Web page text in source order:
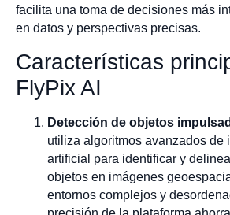
facilita una toma de decisiones más
en datos y perspectivas precisas.
Características
FlyPix AI
Detección de objetos
utiliza algoritmos avanzados de
artificial para identificar y
objetos en imágenes
entornos complejos y